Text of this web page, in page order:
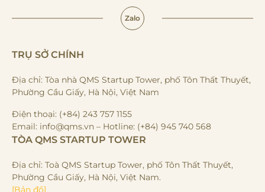
Zalo
TRỤ SỞ CHÍNH
Địa chỉ: Tòa nhà QMS Startup Tower, phố Tôn Thất Thuyết,
Phường Cầu Giấy, Hà Nội, Việt Nam
Điện thoại: (+84) 243 757 1155
Email: info@qms.vn – Hotline: (+84) 945 740 568
TÒA QMS STARTUP TOWER
Địa chỉ: Toà QMS Startup Tower, phố Tôn Thất Thuyết,
Phường Cầu Giấy, Hà Nội, Việt Nam.
[Bản đồ]